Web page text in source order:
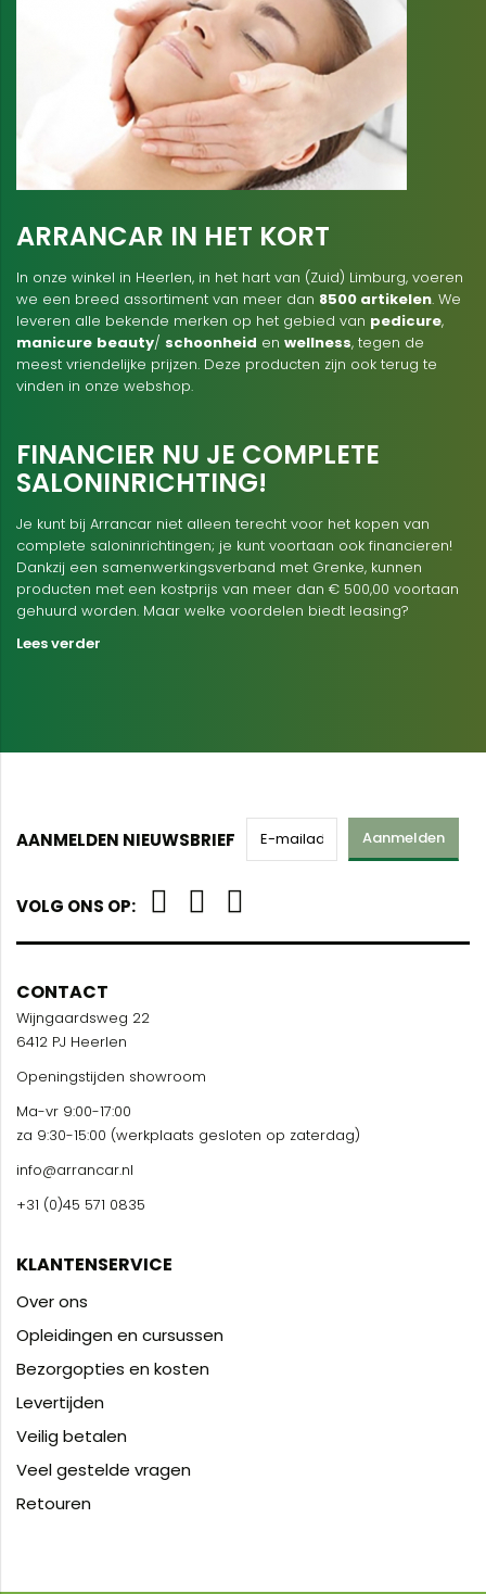
ARRANCAR IN HET KORT
In onze winkel in Heerlen, in het hart van (Zuid) Limburg, voeren
we een breed assortiment van meer dan 8500 artikelen. We
leveren alle bekende merken op het gebied van pedicure,
manicure beauty/ schoonheid en wellness, tegen de
meest vriendelijke prijzen. Deze producten zijn ook terug te
vinden in onze webshop.
FINANCIER NU JE COMPLETE
SALONINRICHTING!
Je kunt bij Arrancar niet alleen terecht voor het kopen van
complete saloninrichtingen; je kunt voortaan ook financieren!
Dankzij een samenwerkingsverband met Grenke, kunnen
producten met een kostprijs van meer dan € 500,00 voortaan
gehuurd worden. Maar welke voordelen biedt leasing?
Lees verder
AANMELDEN NIEUWSBRIEF Aanmelden
VOLG ONS OP:
CONTACT
Wijngaardsweg 22
6412 PJ Heerlen
Openingstijden showroom
Ma-vr 9:00-17:00
za 9:30-15:00 (werkplaats gesloten op zaterdag)
info@arrancar.nl
+31 (0)45 571 0835
KLANTENSERVICE
Over ons
Opleidingen en cursussen
Bezorgopties en kosten
Levertijden
Veilig betalen
Veel gestelde vragen
Retouren